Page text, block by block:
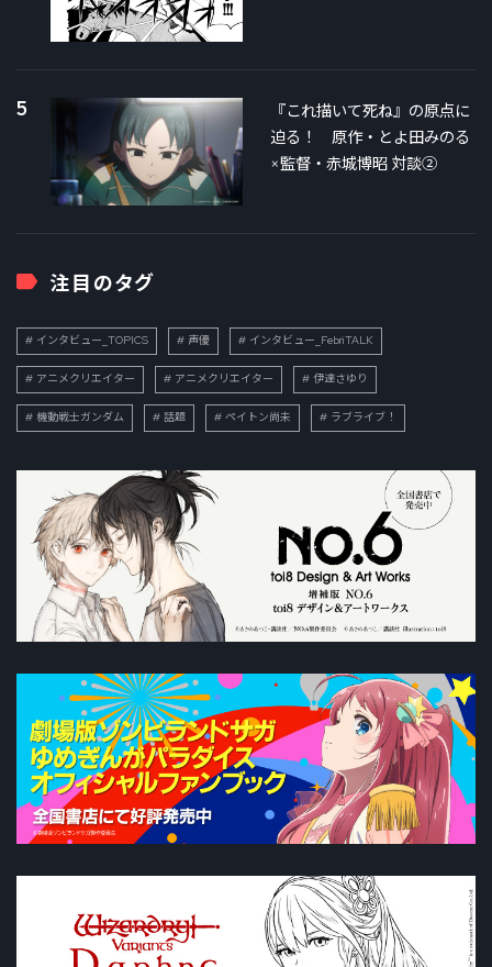
5
『これ描いて死ね』の原点に
迫る！ 原作・とよ田みのる
×監督・赤城博昭 対談②
注目のタグ
インタビュー_TOPICS 声優 インタビュー_FebriTALK
アニメクリエイター アニメクリエイター 伊達さゆり
機動戦士ガンダム 話題 ペイトン尚未 ラブライブ！